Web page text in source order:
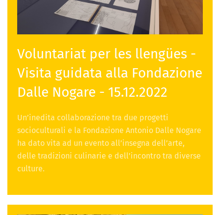
Voluntariat per les llengües -
Visita guidata alla Fondazione
Dalle Nogare - 15.12.2022
Un’inedita collaborazione tra due progetti
socioculturali e la Fondazione Antonio Dalle Nogare
ha dato vita ad un evento all’insegna dell’arte,
delle tradizioni culinarie e dell’incontro tra diverse
culture.